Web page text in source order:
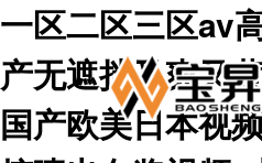
一区二区三区av
产无遮挡又爽又
国产欧美日本视